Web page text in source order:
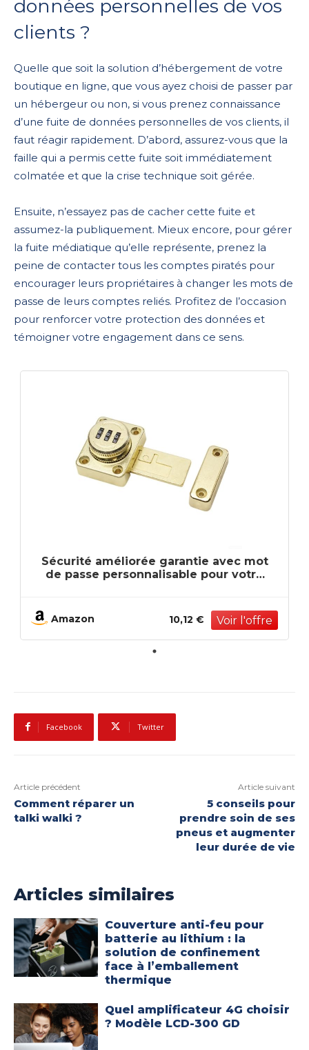
données personnelles de vos
clients ?
Quelle que soit la solution d’hébergement de votre
boutique en ligne, que vous ayez choisi de passer par
un hébergeur ou non, si vous prenez connaissance
d’une fuite de données personnelles de vos clients, il
faut réagir rapidement. D’abord, assurez-vous que la
faille qui a permis cette fuite soit immédiatement
colmatée et que la crise technique soit gérée.
Ensuite, n’essayez pas de cacher cette fuite et
assumez-la publiquement. Mieux encore, pour gérer
la fuite médiatique qu’elle représente, prenez la
peine de contacter tous les comptes piratés pour
encourager leurs propriétaires à changer les mots de
passe de leurs comptes reliés. Profitez de l’occasion
pour renforcer votre protection des données et
témoigner votre engagement dans ce sens.
Sécurité améliorée garantie avec mot
de passe personnalisable pour votre
Amazon 10,12 €
Facebook Twitter
Article précédent
Comment réparer un
talki walki ?
Article suivant
5 conseils pour
prendre soin de ses
pneus et augmenter
leur durée de vie
Articles similaires
Couverture anti-feu pour
batterie au lithium : la
solution de confinement
face à l’emballement
thermique
Quel amplificateur 4G choisir
? Modèle LCD-300 GD